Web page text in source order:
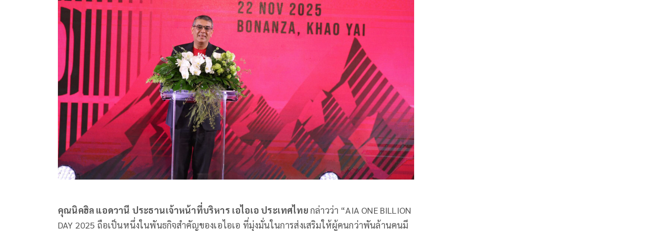
คุณนิคฮิล แอดวานี ประธานเจ้าหน้าที่บริหาร เอไอเอ ประเทศไทยกล่าวว่า “AIA ONE BILLION
DAY 2025 ถือเป็นหนึ่งในพันธกิจสำคัญของเอไอเอ ที่มุ่งมั่นในการส่งเสริมให้ผู้คนกว่าพันล้านคนมี